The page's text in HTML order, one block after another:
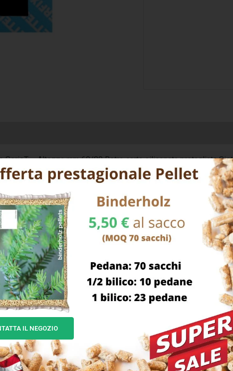
SerieT – Altezza mm 60/80 Retro carta siliconata pretagliata
agricoli h80 autoveicoli/rimorchi
IL NEGOZIO